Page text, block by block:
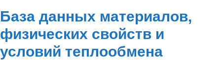
База данных материалов,
физических свойств и
условий теплообмена